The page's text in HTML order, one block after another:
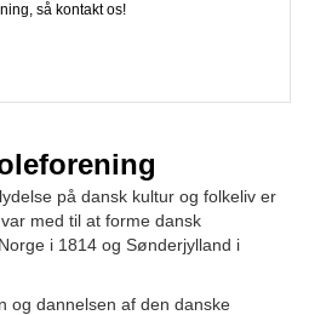
så kontakt os!
på dansk kultur og folkeliv er
med til at forme dansk
i 1814 og Sønderjylland i
og dannelsen af den danske